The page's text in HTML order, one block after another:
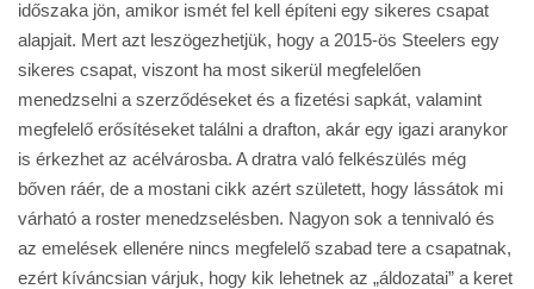
időszaka jön, amikor ismét fel kell építeni egy sikeres csapat
alapjait. Mert azt leszögezhetjük, hogy a 2015-ös Steelers egy
sikeres csapat, viszont ha most sikerül megfelelően
menedzselni a szerződéseket és a fizetési sapkát, valamint
megfelelő erősítéseket találni a drafton, akár egy igazi aranykor
is érkezhet az acélvárosba. A dratra való felkészülés még
bőven ráér, de a mostani cikk azért született, hogy lássátok mi
várható a roster menedzselésben. Nagyon sok a tennivaló és
az emelések ellenére nincs megfelelő szabad tere a csapatnak,
ezért kíváncsian várjuk, hogy kik lehetnek az „áldozatai” a keret